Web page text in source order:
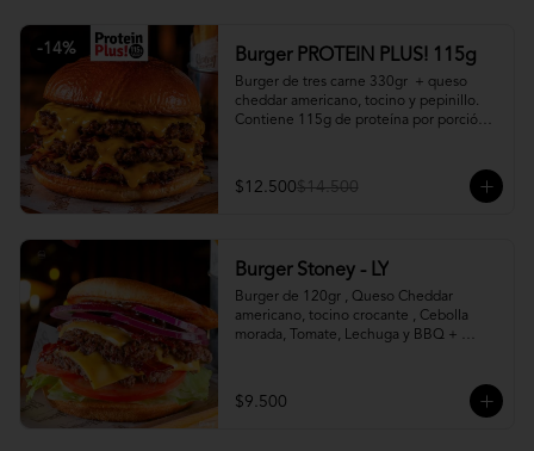
-14% Burger PROTEIN PLUS! 115g
Burger de tres carne 330gr  + queso
cheddar americano, tocino y pepinillo.
Contiene 115g de proteína por porción.
$12.500$14.500
Burger Stoney - LY
Burger de 120gr , Queso Cheddar
americano, tocino crocante , Cebolla
morada, Tomate, Lechuga y BBQ +
$9.500